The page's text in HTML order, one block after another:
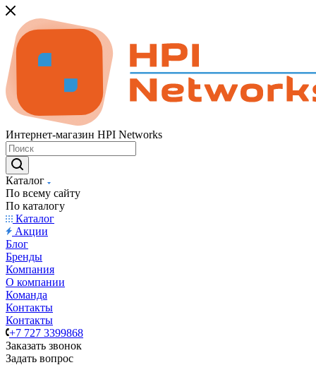
Интернет-магазин HPI Networks
Каталог
По всему сайту
По каталогу
Каталог
Акции
Блог
Бренды
Компания
О компании
Команда
Контакты
Контакты
+7 727 3399868
Заказать звонок
Задать вопрос